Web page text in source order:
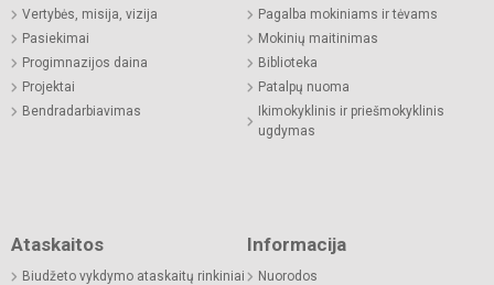
Vertybės, misija, vizija
Pasiekimai
Progimnazijos daina
Projektai
Bendradarbiavimas
Pagalba mokiniams ir tėvams
Mokinių maitinimas
Biblioteka
Patalpų nuoma
Ikimokyklinis ir priešmokyklinis
ugdymas
Ataskaitos
Biudžeto vykdymo ataskaitų rinkiniai
Informacija
Nuorodos